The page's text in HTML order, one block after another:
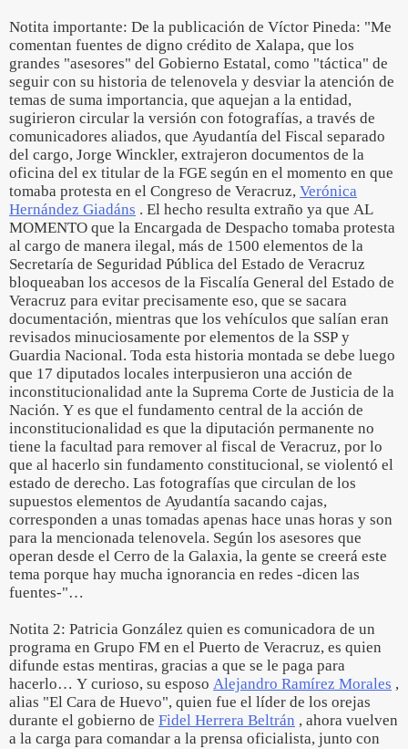
Notita importante: De la publicación de Víctor Pineda: "Me
comentan fuentes de digno crédito de Xalapa, que los
grandes "asesores" del Gobierno Estatal, como "táctica" de
seguir con su historia de telenovela y desviar la atención de
temas de suma importancia, que aquejan a la entidad,
sugirieron circular la versión con fotografías, a través de
comunicadores aliados, que Ayudantía del Fiscal separado
del cargo, Jorge Winckler, extrajeron documentos de la
oficina del ex titular de la FGE según en el momento en que
tomaba protesta en el Congreso de Veracruz, Verónica
Hernández Giadáns . El hecho resulta extraño ya que AL
MOMENTO que la Encargada de Despacho tomaba protesta
al cargo de manera ilegal, más de 1500 elementos de la
Secretaría de Seguridad Pública del Estado de Veracruz
bloqueaban los accesos de la Fiscalía General del Estado de
Veracruz para evitar precisamente eso, que se sacara
documentación, mientras que los vehículos que salían eran
revisados minuciosamente por elementos de la SSP y
Guardia Nacional. Toda esta historia montada se debe luego
que 17 diputados locales interpusieron una acción de
inconstitucionalidad ante la Suprema Corte de Justicia de la
Nación. Y es que el fundamento central de la acción de
inconstitucionalidad es que la diputación permanente no
tiene la facultad para remover al fiscal de Veracruz, por lo
que al hacerlo sin fundamento constitucional, se violentó el
estado de derecho. Las fotografías que circulan de los
supuestos elementos de Ayudantía sacando cajas,
corresponden a unas tomadas apenas hace unas horas y son
para la mencionada telenovela. Según los asesores que
operan desde el Cerro de la Galaxia, la gente se creerá este
tema porque hay mucha ignorancia en redes -dicen las
fuentes-"…
Notita 2: Patricia González quien es comunicadora de un
programa en Grupo FM en el Puerto de Veracruz, es quien
difunde estas mentiras, gracias a que se le paga para
hacerlo… Y curioso, su esposo Alejandro Ramírez Morales ,
alias "El Cara de Huevo", quien fue el líder de los orejas
durante el gobierno de Fidel Herrera Beltrán , ahora vuelven
a la carga para comandar a la prensa oficialista, junto con